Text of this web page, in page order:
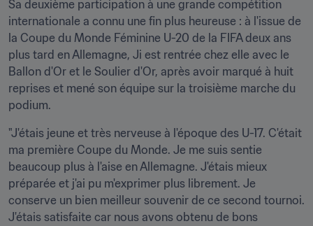
Sa deuxième participation à une grande compétition
internationale a connu une fin plus heureuse : à l'issue de
la Coupe du Monde Féminine U-20 de la FIFA deux ans
plus tard en Allemagne, Ji est rentrée chez elle avec le
Ballon d'Or et le Soulier d'Or, après avoir marqué à huit
reprises et mené son équipe sur la troisième marche du
podium.
"J'étais jeune et très nerveuse à l'époque des U-17. C'était
ma première Coupe du Monde. Je me suis sentie
beaucoup plus à l'aise en Allemagne. J'étais mieux
préparée et j'ai pu m'exprimer plus librement. Je
conserve un bien meilleur souvenir de ce second tournoi.
J'étais satisfaite car nous avons obtenu de bons